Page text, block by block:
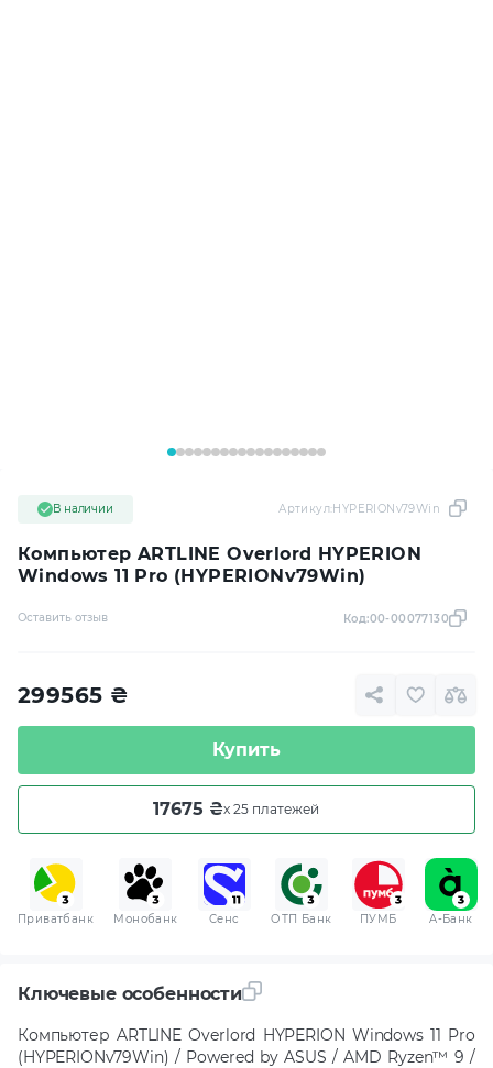
Компьютер ARTLINE Overlord HYPERION
Windows 11 Pro (HYPERIONv79Win)
В наличии Артикул:HYPERIONv79Win
Оставить отзыв Код:00-00077130
299565 ₴
Купить
17675 ₴x 25 платежей
Приватбанк Монобанк Сенс ОТП Банк ПУМБ A-Банк
Ключевые особенности
Компьютер ARTLINE Overlord HYPERION Windows 11 Pro
(HYPERIONv79Win) / Powered by ASUS / AMD Ryzen™ 9 /